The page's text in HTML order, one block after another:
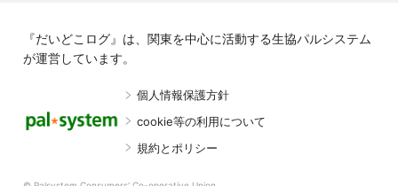
『だいどこログ』は、関東を中心に活動する生協パルシステム
が運営しています。
個人情報保護方針
cookie等の利用について
規約とポリシー